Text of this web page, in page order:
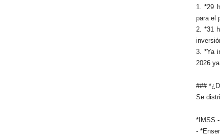
1. *29
para el
2. *31
3. *Ya
2026
###
Se
*IMSS
-